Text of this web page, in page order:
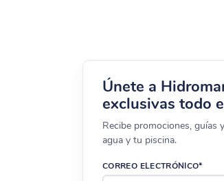
Únete a
exclusivas todo
Recibe promociones, guías
agua y tu piscina.
CORREO ELECTRÓNICO*